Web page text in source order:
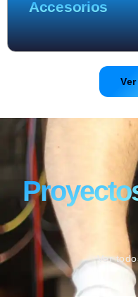
Accesorios
Ver